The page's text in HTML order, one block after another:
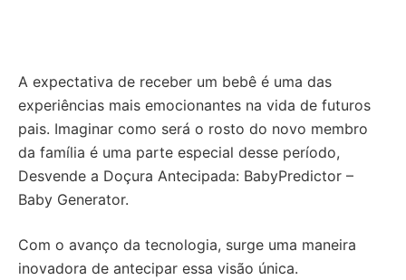
A expectativa de receber um bebê é uma das
experiências mais emocionantes na vida de futuros
pais. Imaginar como será o rosto do novo membro
da família é uma parte especial desse período,
Desvende a Doçura Antecipada: BabyPredictor –
Baby Generator.
Com o avanço da tecnologia, surge uma maneira
inovadora de antecipar essa visão única.